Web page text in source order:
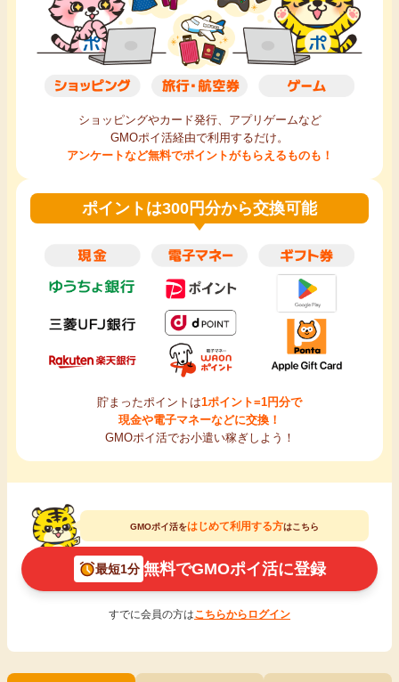
ショッピングやカード発行、アプリゲームなど
GMOポイ活経由で利用するだけ。
アンケートなど無料でポイントがもらえるものも！
ポイントは300円分から交換可能
貯まったポイントは1ポイント=1円分で
現金や電子マネーなどに交換！
GMOポイ活でお小遣い稼ぎしよう！
GMOポイ活をはじめて利用する方はこちら
最短1分 無料でGMOポイ活に登録
すでに会員の方はこちらからログイン